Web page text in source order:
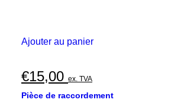
Ajouter au panier
€15,00 ex. TVA
Pièce de raccordement